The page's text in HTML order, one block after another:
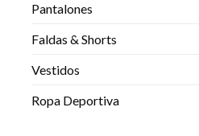
Pantalones
Faldas & Shorts
Vestidos
Ropa Deportiva